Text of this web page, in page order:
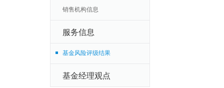
销售机构信息
服务信息
基金风险评级结果
基金经理观点